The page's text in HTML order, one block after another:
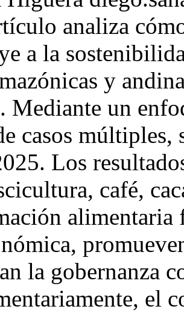
analiza
a la
y
Mediante un
casos
Los
café,
alimentaria
la gobernanza
el